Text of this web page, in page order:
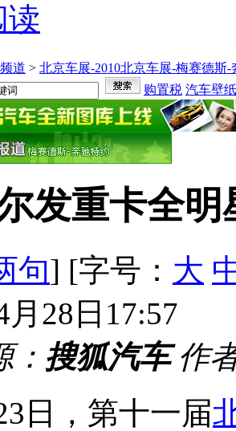
读
道 > 北京车展-2010北京车展-梅赛德斯-
购置税 汽车壁纸
发重卡全
句] [字号： 大
月28日17:57
： 搜狐汽车作
，第十一届